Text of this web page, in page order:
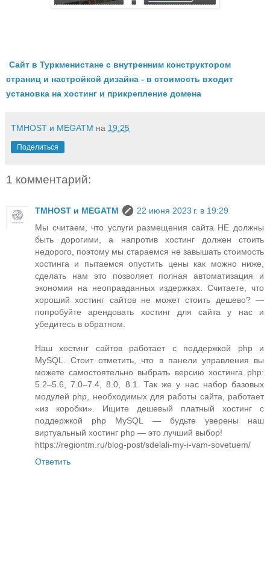
Сайт в Туркменистане с внутренним конструктором
страниц и настройкой дизайна - в стоимость входит
установка на хостинг и прикрепление домена
TMHOST и MEGATM на 19:25
Поделиться
1 комментарий:
TMHOST и MEGATM
22 июня 2023 г. в 19:29
Мы считаем, что услуги размещения сайта НЕ должны
быть дорогими, а напротив хостинг должен стоить
недорого, поэтому мы стараемся не завышать стоимость
хостинга и пытаемся опустить цены как можно ниже,
сделать нам это позволяет полная автоматизация и
экономия на неоправданных издержках. Считаете, что
хороший хостинг сайтов не может стоить дешево? —
попробуйте арендовать хостинг для сайта у нас и
убедитесь в обратном.
Наш хостинг сайтов работает с поддержкой php и
MySQL. Стоит отметить, что в панели управления вы
можете самостоятельно выбрать версию хостинга php:
5.2–5.6, 7.0–7.4, 8.0, 8.1. Так же у нас набор базовых
модулей php, необходимых для работы сайта, работает
«из коробки». Ищите дешевый платный хостинг с
поддержкой php MySQL — будьте уверены наш
виртуальный хостинг php — это лучший выбор!
https://regiontm.ru/blog-post/sdelali-my-i-vam-sovetuem/
Ответить